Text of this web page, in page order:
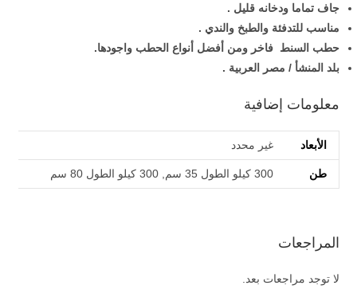
جاف تماما ودخانه قليل .
مناسب للتدفئة والطبخ والندي .
حطب السنط فاخر ومن أفضل أنواع الحطب واجودها.
بلد المنشأ / مصر العربية .
معلومات إضافية
الأبعاد غير محدد
طن 300 كيلو الطول 35 سم, 300 كيلو الطول 80 سم
المراجعات
لا توجد مراجعات بعد.